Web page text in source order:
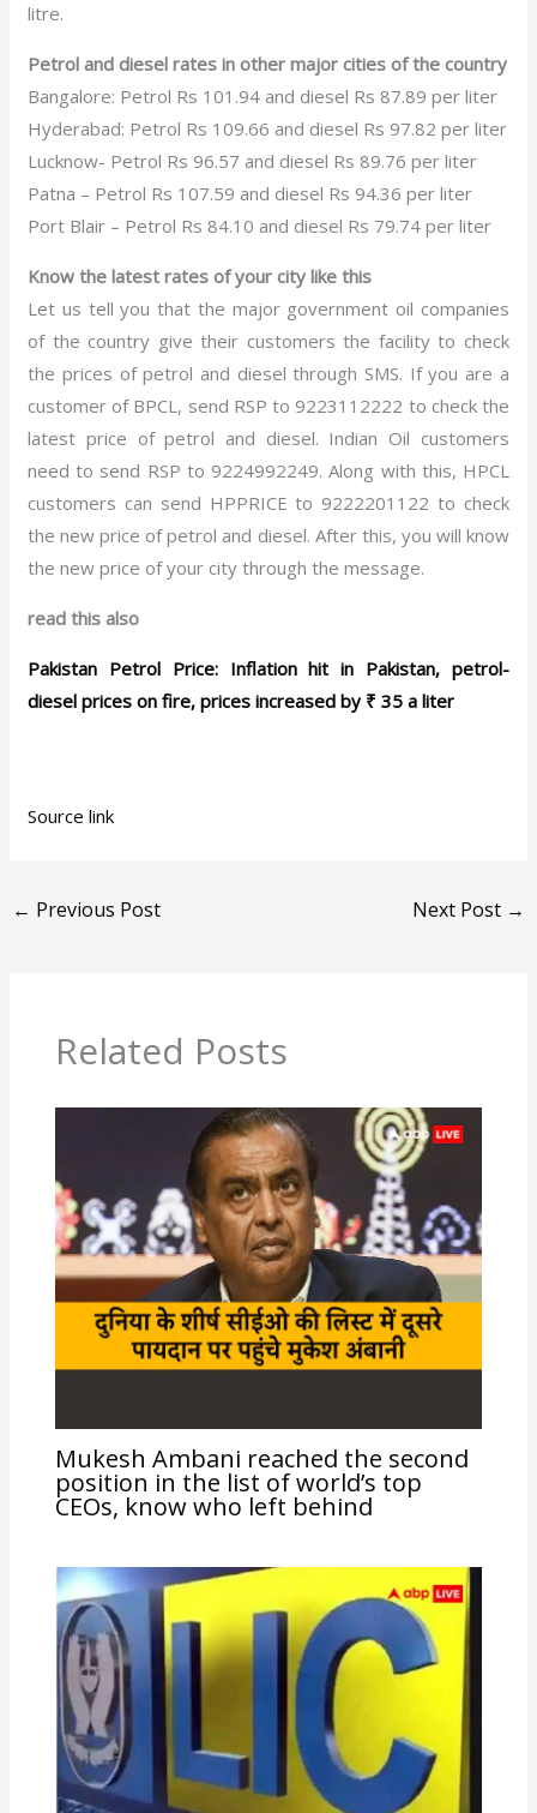
litre.
Petrol and diesel rates in other major cities of the country
Bangalore: Petrol Rs 101.94 and diesel Rs 87.89 per liter
Hyderabad: Petrol Rs 109.66 and diesel Rs 97.82 per liter
Lucknow- Petrol Rs 96.57 and diesel Rs 89.76 per liter
Patna – Petrol Rs 107.59 and diesel Rs 94.36 per liter
Port Blair – Petrol Rs 84.10 and diesel Rs 79.74 per liter
Know the latest rates of your city like this
Let us tell you that the major government oil companies
of the country give their customers the facility to check
the prices of petrol and diesel through SMS. If you are a
customer of BPCL, send RSP to 9223112222 to check the
latest price of petrol and diesel. Indian Oil customers
need to send RSP to 9224992249. Along with this, HPCL
customers can send HPPRICEto 9222201122 to check
the new price of petrol and diesel. After this, you will know
the new price of your city through the message.
read this also
Pakistan Petrol Price: Inflation hit in Pakistan, petrol-
diesel prices on fire, prices increased by ₹ 35 a liter
Source link
← Previous Post Next Post →
Related Posts
Mukesh Ambani reached the second
position in the list of world’s top
CEOs, know who left behind